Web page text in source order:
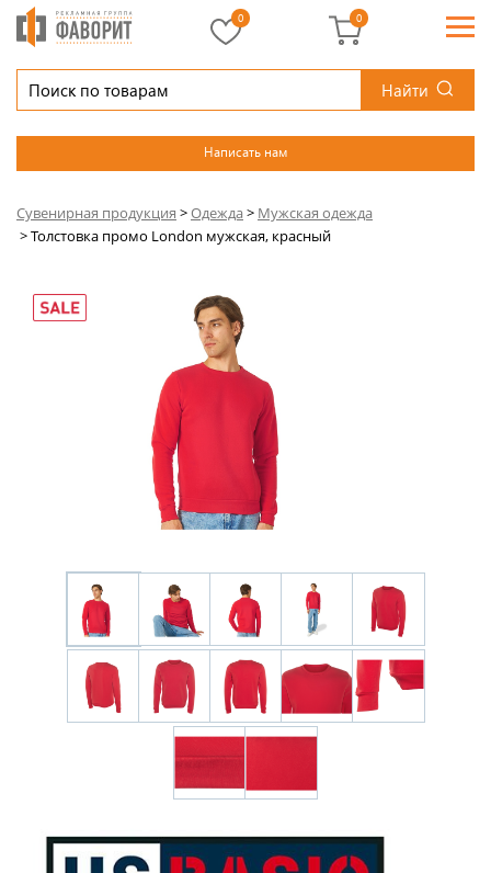
Найти
Написать нам
0 0
Сувенирная продукция >Одежда> Мужская одежда
>Толстовка промо London мужская, красный